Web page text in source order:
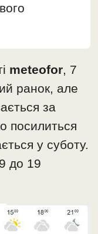
meteofor, 7
ранок, але
за
посилиться
у суботу.
до 19